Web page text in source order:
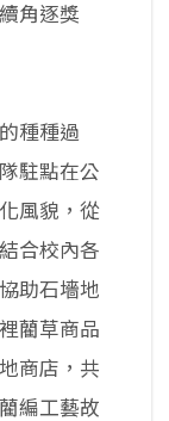
角逐獎
種種過
駐點在公
風貌，從
合校內各
助石墻地
藺草商品
商店，共
編工藝故